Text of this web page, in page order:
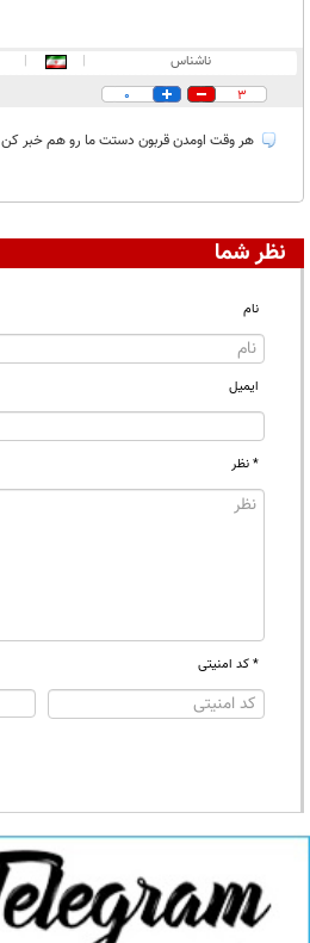
ناشناس |
|
3
0
هر وقت اومدن قربون دستت ما رو هم خبر کن
نظر شما
نام
ایمیل
* نظر
* کد امنیتی